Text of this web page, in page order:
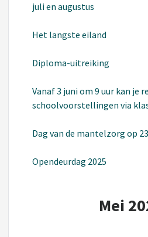
juli en augustus
Het langste eiland
Diploma-uitreiking
Vanaf 3 juni om 9 uur kan je
schoolvoorstellingen via
Dag van de mantelzorg op
Opendeurdag 2025
Mei